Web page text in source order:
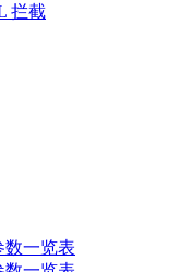
拦截
数一览表